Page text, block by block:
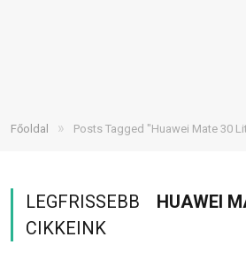
Főoldal » Posts Tagged "Huawei Mate 30
LEGFRISSEBB
HUAWEI
CIKKEINK